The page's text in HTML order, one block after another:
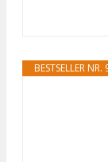
BESTSELLER NR.